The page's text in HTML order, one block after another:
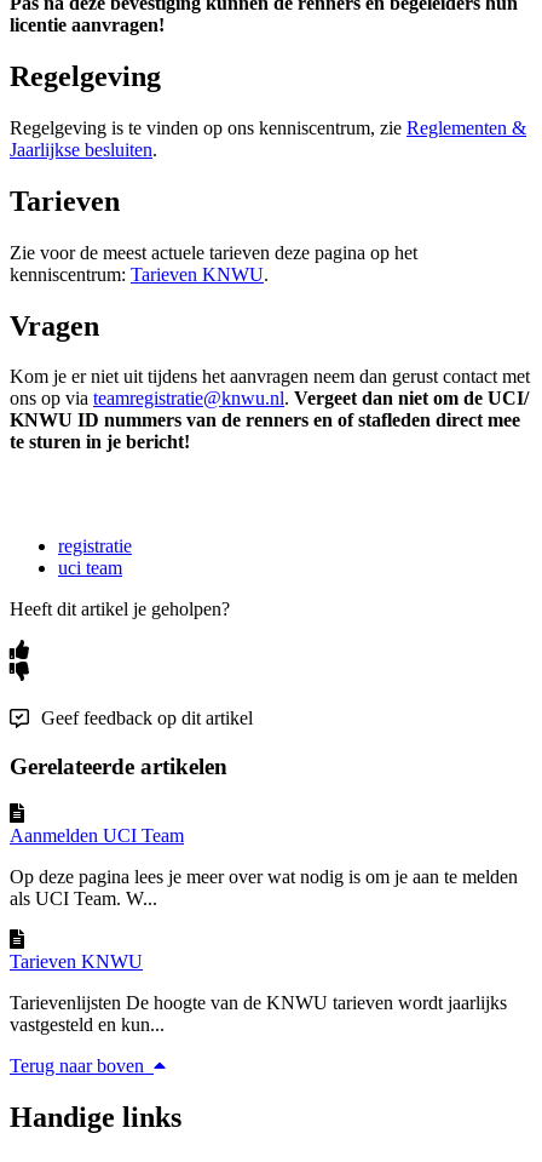
licentie aanvragen!
Regelgeving
Regelgeving is te vinden op ons kenniscentrum, zie Reglementen &
Jaarlijkse besluiten‍.
Tarieven
Zie voor de meest actuele tarieven deze pagina op het
kenniscentrum: Tarieven KNWU‍.
Vragen
Kom je er niet uit tijdens het aanvragen neem dan gerust contact met
ons op via teamregistratie@knwu.nl. Vergeet dan niet om de UCI/
KNWU ID nummers van de renners en of stafleden direct mee
te sturen in je bericht!
registratie
uci team
Heeft dit artikel je geholpen?
Geef feedback op dit artikel
Gerelateerde artikelen
Aanmelden UCI Team
Op deze pagina lees je meer over wat nodig is om je aan te melden
als UCI Team. W...
Tarieven KNWU
Tarievenlijsten De hoogte van de KNWU tarieven wordt jaarlijks
vastgesteld en kun...
Terug naar boven
Handige links